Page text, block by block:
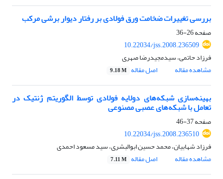
بررسی تغییرات ضخامت ورق فولادی بر رفتار دیوار برشی مرکب
صفحه26-36
10.22034/jss.2008.236509
فرزاد حاتمی، سیدمجیدرضا صهری
مشاهده مقاله
اصل مقاله 9.18 M
بهینه‌سازی شبکه‌های دولایه فولادی توسط الگوریتم ژنتیک در
تعامل با شبکه‌های عصبی مصنوعی
صفحه37-46
10.22034/jss.2008.236510
فرزاد شهابیان، محمد حسین ابوالبشری، سید مسعود احمدی
مشاهده مقاله
اصل مقاله 7.11 M